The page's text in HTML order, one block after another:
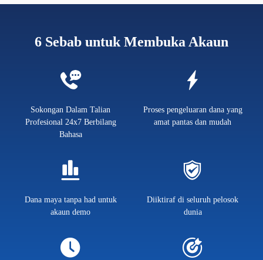
6 Sebab untuk Membuka Akaun
Sokongan Dalam Talian
Profesional 24x7 Berbilang
Bahasa
Proses pengeluaran dana yang
amat pantas dan mudah
Dana maya tanpa had untuk
akaun demo
Diiktiraf di seluruh pelosok
dunia